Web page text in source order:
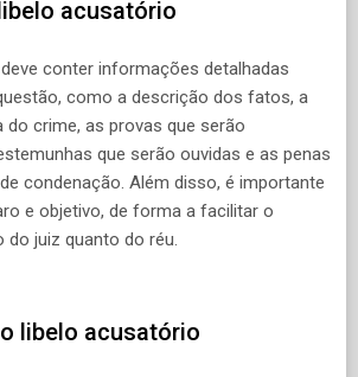
acusatório
conter informações detalhadas
como a descrição dos fatos, a
do crime, as provas que serão
que serão ouvidas e as penas
condenação. Além disso, é importante
e objetivo, de forma a facilitar o
juiz quanto do réu.
libelo acusatório